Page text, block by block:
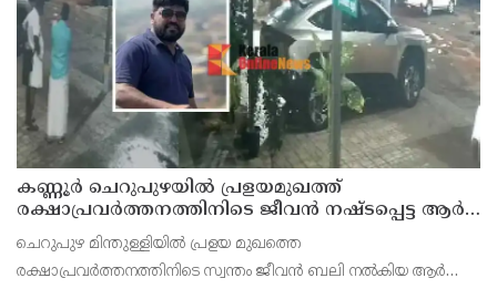
കണ്ണൂർ ചെറുപുഴയിൽ പ്രളയമുഖത്ത്
രക്ഷാപ്രവർത്തനത്തിനിടെ ജീവൻ നഷ്ടപ്പെട്ട ആർ.
രാജേഷിൻ്റെ ഭൗതിക ശരീരത്തോട് അനാദരവ്
കാണിച്ചതായി ആരോപണം
ചെറുപുഴ മിന്തുള്ളിയിൽ പ്രളയ മുഖത്തെ
രക്ഷാപ്രവർത്തനത്തിനിടെ സ്വന്തം ജീവൻ ബലി നൽകിയ ആർ